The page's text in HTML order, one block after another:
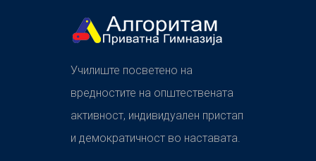
Училиште посветено на
вредностите на општествената
активност, индивидуален пристап
и демократичност во наставата.